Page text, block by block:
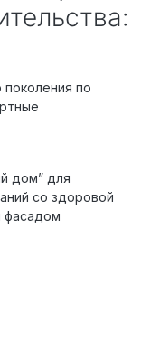
дома
по
дом” для
со здоровой
фасадом